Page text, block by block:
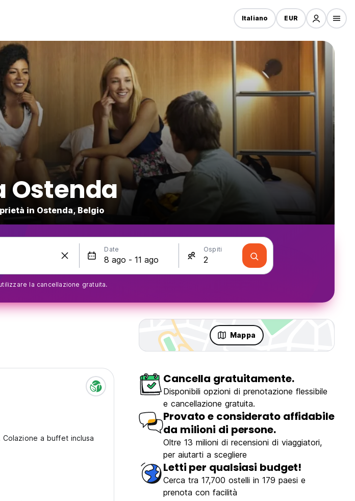
Italiano EUR
Ostenda
in Ostenda, Belgio
Date Ospiti
la cancellazione gratuita.
Mappa
a buffet inclusa
Cancella gratuitamente.
Disponibili opzioni di prenotazione flessibile
e cancellazione gratuita.
Provato e considerato affidabile
da milioni di persone.
Oltre 13 milioni di recensioni di viaggiatori,
per aiutarti a scegliere
Letti per qualsiasi budget!
Cerca tra 17,700 ostelli in 179 paesi e
prenota con facilità